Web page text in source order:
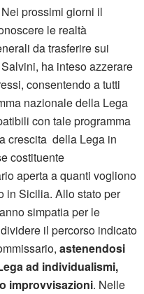
Nei prossimi giorni il
le realtà
da trasferire sui
ha inteso azzerare
consentendo a tutti
nazionale della Lega
con tale programma
crescita della Lega in
costituente
aperta a quanti vogliono
in Sicilia. Allo stato per
simpatia per le
il percorso indicato
astenendosi
ad individualismi,
improvvisazioni. Nelle